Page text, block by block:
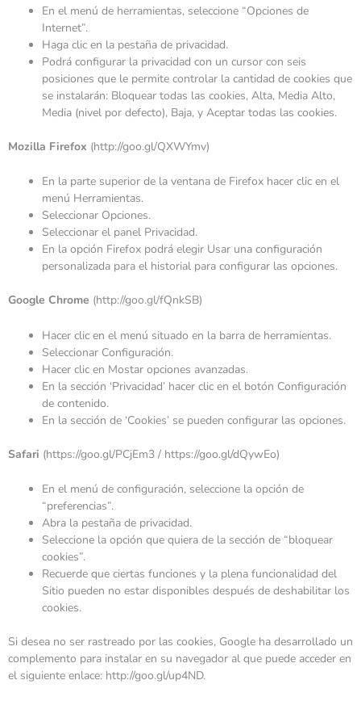
En el menú de herramientas, seleccione “Opciones de
Internet”.
Haga clic en la pestaña de privacidad.
Podrá configurar la privacidad con un cursor con seis
posiciones que le permite controlar la cantidad de cookies que
se instalarán: Bloquear todas las cookies, Alta, Media Alto,
Media (nivel por defecto), Baja, y Aceptar todas las cookies.
Mozilla Firefox (http://goo.gl/QXWYmv)
En la parte superior de la ventana de Firefox hacer clic en el
menú Herramientas.
Seleccionar Opciones.
Seleccionar el panel Privacidad.
En la opción Firefox podrá elegir Usar una configuración
personalizada para el historial para configurar las opciones.
Google Chrome (http://goo.gl/fQnkSB)
Hacer clic en el menú situado en la barra de herramientas.
Seleccionar Configuración.
Hacer clic en Mostar opciones avanzadas.
En la sección ‘Privacidad’ hacer clic en el botón Configuración
de contenido.
En la sección de ‘Cookies’ se pueden configurar las opciones.
Safari (https://goo.gl/PCjEm3 / https://goo.gl/dQywEo)
En el menú de configuración, seleccione la opción de
“preferencias”.
Abra la pestaña de privacidad.
Seleccione la opción que quiera de la sección de “bloquear
cookies”.
Recuerde que ciertas funciones y la plena funcionalidad del
Sitio pueden no estar disponibles después de deshabilitar los
cookies.
Si desea no ser rastreado por las cookies, Google ha desarrollado un
complemento para instalar en su navegador al que puede acceder en
el siguiente enlace: http://goo.gl/up4ND.